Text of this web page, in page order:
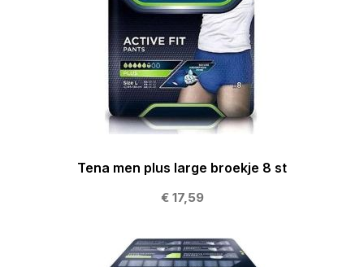
Tena men plus large broekje 8 st
€ 17,59